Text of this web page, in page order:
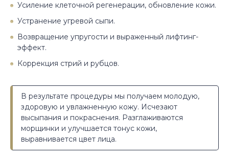
Усиление клеточной регенерации, обновление кожи.
Устранение угревой сыпи.
Возвращение упругости и выраженный лифтинг-
эффект.
Коррекция стрий и рубцов.
В результате процедуры мы получаем молодую,
здоровую и увлажненную кожу. Исчезают
высыпания и покраснения. Разглаживаются
морщинки и улучшается тонус кожи,
выравнивается цвет лица.